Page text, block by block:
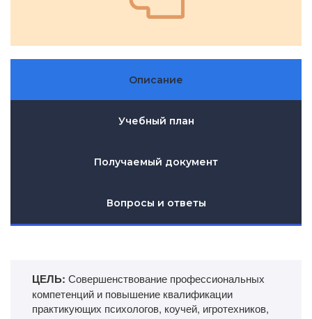
Описание
Учебный план
Получаемый документ
Вопросы и ответы
ЦЕЛЬ: Совершенствование профессиональных
компетенций и повышение квалификации
практикующих психологов, коучей, игротехников,